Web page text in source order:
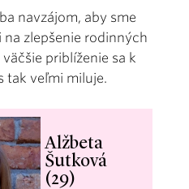
navzájom, aby sme
zlepšenie rodinných
priblíženie sa k
tak veľmi miluje.
Alžbeta
Šutková
(29)